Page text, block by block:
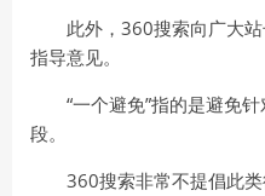
此外，360搜索向广大站
指导意见。
“一个避免”指的是避免
段。
360搜索非常不提倡此